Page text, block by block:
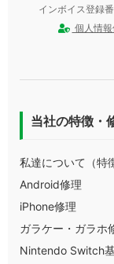
インボイス登録
個人情
当社の特徴・
私達について（特
Android修理
iPhone修理
ガラケー・ガラホ
Nintendo Switch